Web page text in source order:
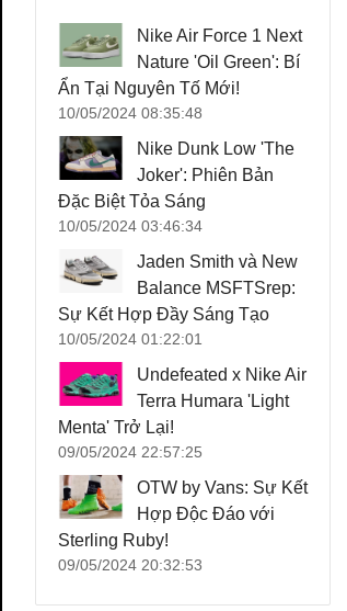
Nike Air Force 1 Next
Nature 'Oil Green': Bí
Ẩn Tại Nguyên Tố Mới!
10/05/2024 08:35:48
Nike Dunk Low 'The
Joker': Phiên Bản
Đặc Biệt Tỏa Sáng
10/05/2024 03:46:34
Jaden Smith và New
Balance MSFTSrep:
Sự Kết Hợp Đầy Sáng Tạo
10/05/2024 01:22:01
Undefeated x Nike Air
Terra Humara 'Light
Menta' Trở Lại!
09/05/2024 22:57:25
OTW by Vans: Sự Kết
Hợp Độc Đáo với
Sterling Ruby!
09/05/2024 20:32:53